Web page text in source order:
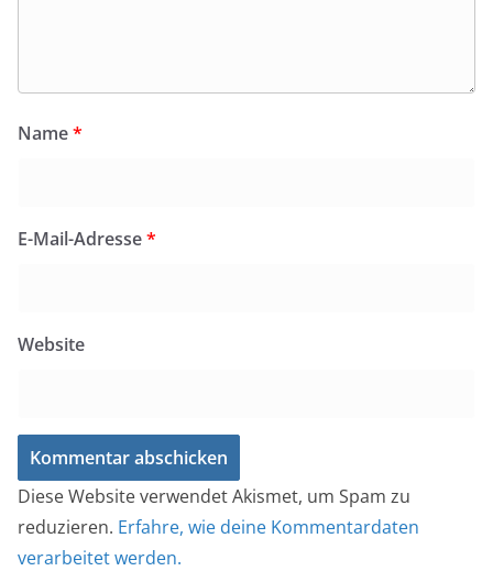
Name*
E-Mail-Adresse*
Website
Diese Website verwendet Akismet, um Spam zu
reduzieren. Erfahre, wie deine Kommentardaten
verarbeitet werden.